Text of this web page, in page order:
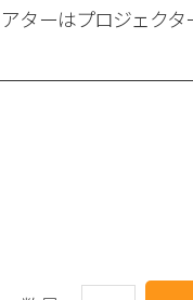
アターはプロジェクタ